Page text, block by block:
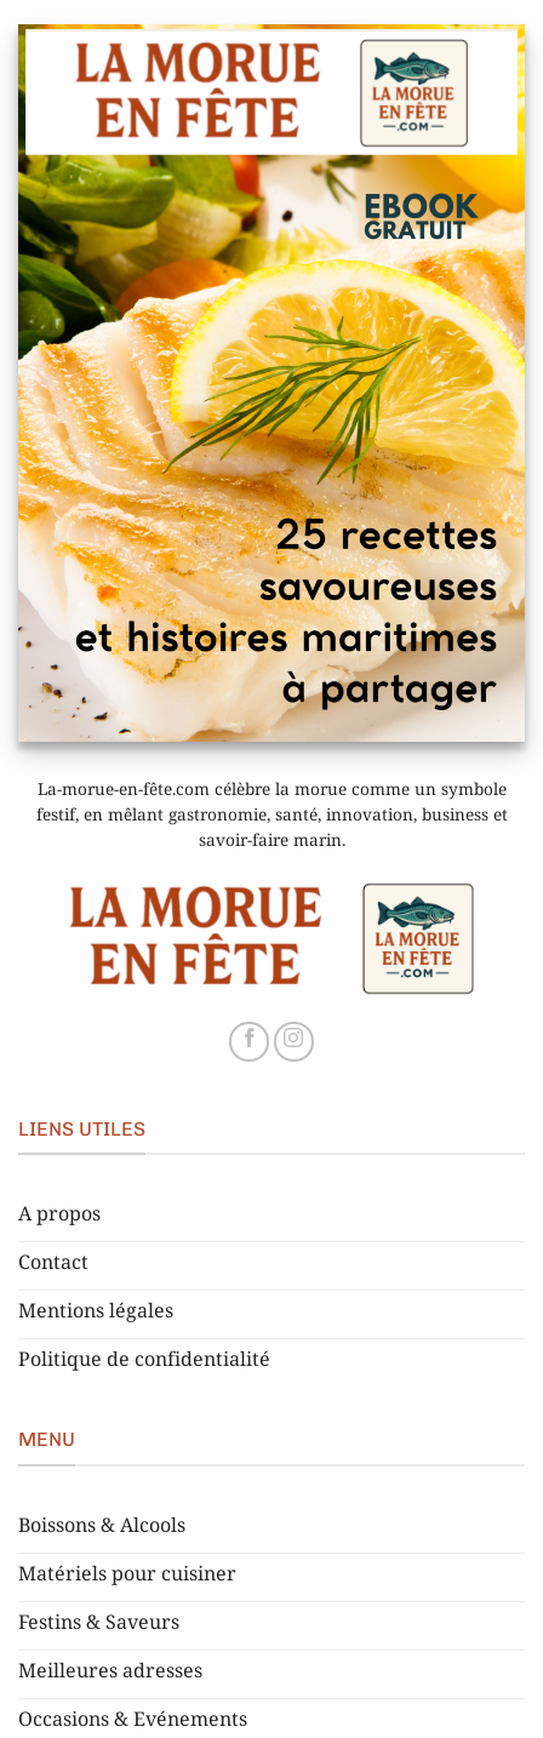
La-morue-en-fête.com célèbre la morue comme un symbole
festif, en mêlant gastronomie, santé, innovation, business et
savoir-faire marin.
LIENS UTILES
A propos
Contact
Mentions légales
Politique de confidentialité
MENU
Boissons & Alcools
Matériels pour cuisiner
Festins & Saveurs
Meilleures adresses
Occasions & Evénements